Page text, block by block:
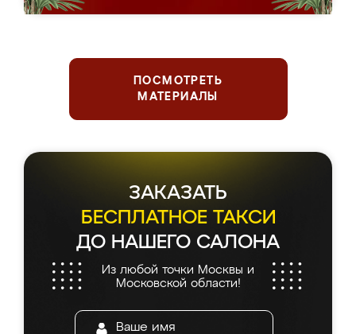
ПОСМОТРЕТЬ
МАТЕРИАЛЫ
ЗАКАЗАТЬ
БЕСПЛАТНОЕ ТАКСИ
ДО НАШЕГО САЛОНА
Из любой точки Москвы и
Московской области!